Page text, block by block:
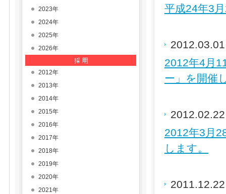
平成24年3
2012年4月
ー」を開催
2012年3月
します。
2023年
2024年
2025年
2026年
2012年
2013年
2014年
2015年
2016年
2017年
2018年
2019年
2020年
2021年